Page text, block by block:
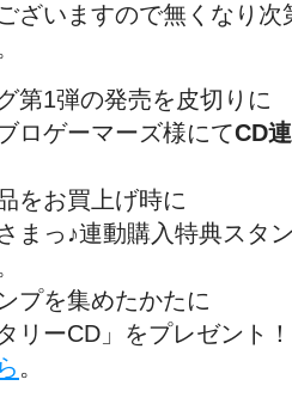
ざいますので無くなり
第1弾の発売を皮切りに
ロゲーマーズ様にてCD
をお買上げ時に
まっ♪連動購入特典スタ
プを集めたかたに
リーCD」をプレゼント！
。